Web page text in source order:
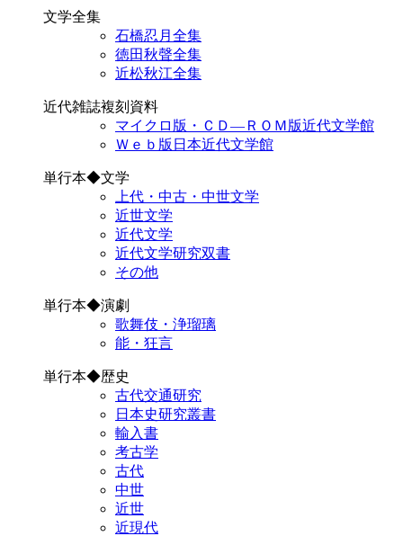
文学全集
石橋忍月全集
徳田秋聲全集
近松秋江全集
近代雑誌複刻資料
マイクロ版・ＣＤ―ＲＯＭ版近代文学館
Ｗｅｂ版日本近代文学館
単行本◆文学
上代・中古・中世文学
近世文学
近代文学
近代文学研究双書
その他
単行本◆演劇
歌舞伎・浄瑠璃
能・狂言
単行本◆歴史
古代交通研究
日本史研究叢書
輸入書
考古学
古代
中世
近世
近現代